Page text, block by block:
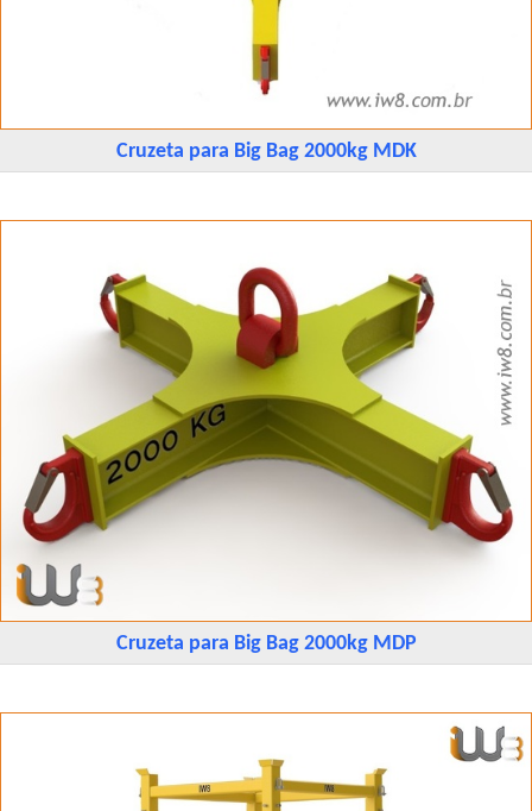
Cruzeta para Big Bag 2000kg MDK
Cruzeta para Big Bag 2000kg MDP